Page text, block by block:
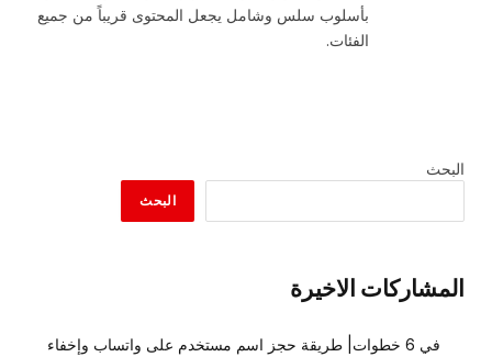
بأسلوب سلس وشامل يجعل المحتوى قريباً من جميع
الفئات.
البحث
البحث
المشاركات الاخيرة
في 6 خطوات| طريقة حجز اسم مستخدم على واتساب وإخفاء